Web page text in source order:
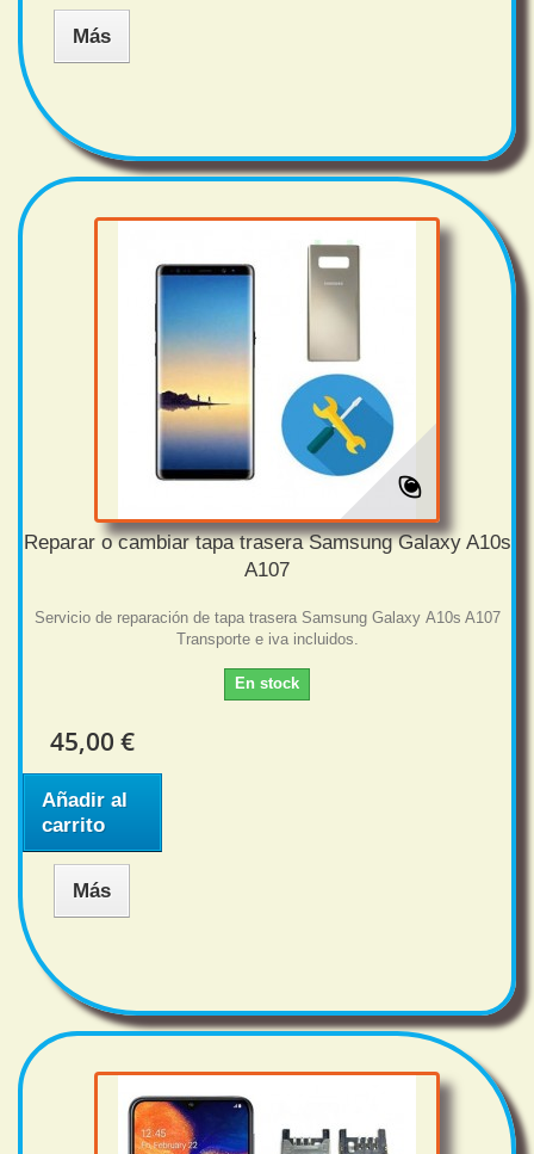
Más
Reparar o cambiar tapa trasera Samsung Galaxy A10s
A107
Servicio de reparación de tapa trasera Samsung Galaxy A10s A107
Transporte e iva incluidos.
En stock
45,00 €
Añadir al
carrito
Más